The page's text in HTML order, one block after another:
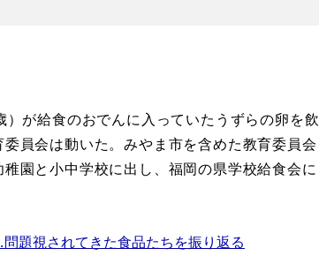
が給食のおでんに入っていたうずらの卵を飲
員会は動いた。みやま市を含めた教育委員会
園と小中学校に出し、福岡の県学校給食会に
題視されてきた食品たちを振り返る